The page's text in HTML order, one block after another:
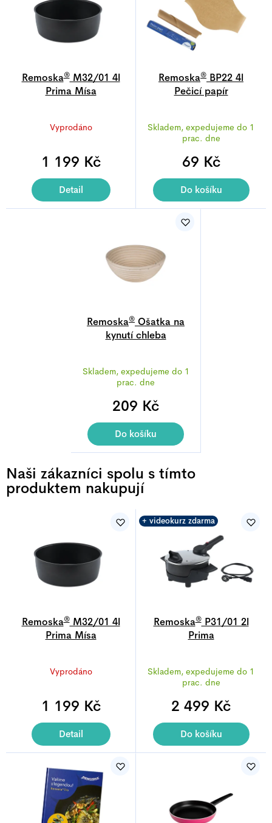
Remoska®M32/01 4l
Prima Mísa
hodnocení
je
z
5
Vyprodáno
1 199 Kč
Detail
Remoska® BP22 4l
Pečicí papír
hodnocení
produktu
je
z
5
Skladem, expedujeme do 1
prac. dne
69 Kč
Do košíku
Remoska® Ošatka na
kynutí chleba
hodnocení
produktu
je
z
5
Skladem, expedujeme do 1
prac. dne
209 Kč
Do košíku
Naši zákazníci spolu s tímto
produktem nakupují
Remoska®M32/01 4l
Prima Mísa
hodnocení
je
z
5
hvězdiček.
Vyprodáno
1 199 Kč
Detail
+ videokurz zdarma
Remoska®P31/01 2l
Prima
hodnocení
produktu
je
z
5
hvězdiček.
Skladem, expedujeme do 1
prac. dne
2 499 Kč
Do košíku